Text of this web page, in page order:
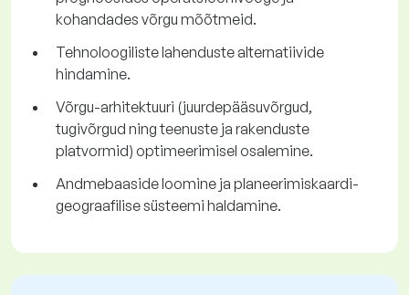
kohandades võrgu mõõtmeid.
Tehnoloogiliste lahenduste alternatiivide
hindamine.
Võrgu-arhitektuuri (juurdepääsuvõrgud,
tugivõrgud ning teenuste ja rakenduste
platvormid) optimeerimisel osalemine.
Andmebaaside loomine ja planeerimiskaardi-
geograafilise süsteemi haldamine.